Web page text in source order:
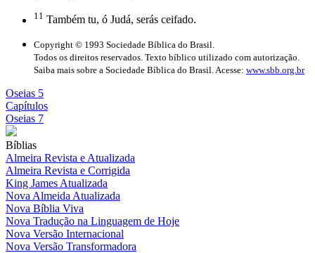
11 Também tu, ó Judá, serás ceifado.
Copyright © 1993 Sociedade Bíblica do Brasil.
Todos os direitos reservados. Texto bíblico utilizado com autorização.
Saiba mais sobre a Sociedade Bíblica do Brasil. Acesse: www.sbb.org.br
Oseias 5
Capítulos
Oseias 7
Bíblias
Almeira Revista e Atualizada
Almeira Revista e Corrigida
King James Atualizada
Nova Almeida Atualizada
Nova Bíblia Viva
Nova Tradução na Linguagem de Hoje
Nova Versão Internacional
Nova Versão Transformadora